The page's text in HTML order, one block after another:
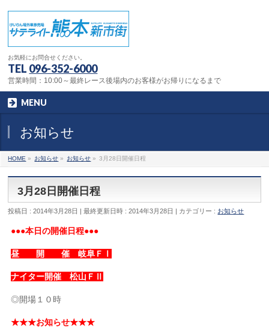
お気軽にお問合せください。
TEL 096-352-6000
営業時間：10:00～最終レース後場内のお客様がお帰りになるまで
MENU
お知らせ
HOME » お知らせ » お知らせ » 3月28日開催日程
3月28日開催日程
投稿日 : 2014年3月28日 最終更新日時 : 2014年3月28日 カテゴリー : お知らせ
●●●本日の開催日程●●●
昼 開 催 岐阜ＦⅠ
ナイター開催 松山ＦⅡ
◎開場１０時
★★★お知らせ★★★